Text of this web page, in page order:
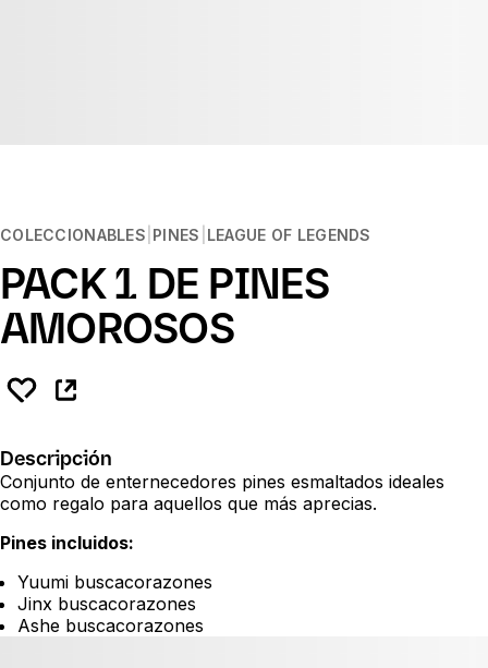
COLECCIONABLES PINES LEAGUE OF LEGENDS
PACK 1 DE PINES
AMOROSOS
Descripción
Conjunto de enternecedores pines esmaltados ideales
como regalo para aquellos que más aprecias.
Pines incluidos:
Yuumi buscacorazones
Jinx buscacorazones
Ashe buscacorazones